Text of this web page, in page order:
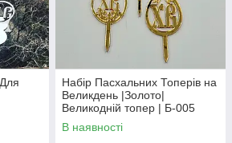
Набір Пасхальних Топерів на
Великдень |Золото|
Великодній топер | Б-005
В наявності